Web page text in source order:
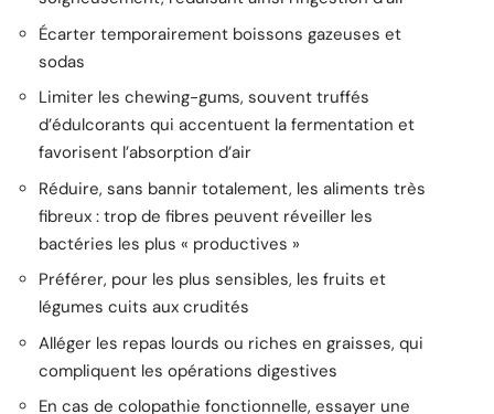
Écarter temporairement boissons gazeuses et
sodas
Limiter les chewing-gums, souvent truffés
d’édulcorants qui accentuent la fermentation et
favorisent l’absorption d’air
Réduire, sans bannir totalement, les aliments très
fibreux : trop de fibres peuvent réveiller les
bactéries les plus « productives »
Préférer, pour les plus sensibles, les fruits et
légumes cuits aux crudités
Alléger les repas lourds ou riches en graisses, qui
compliquent les opérations digestives
En cas de colopathie fonctionnelle, essayer une